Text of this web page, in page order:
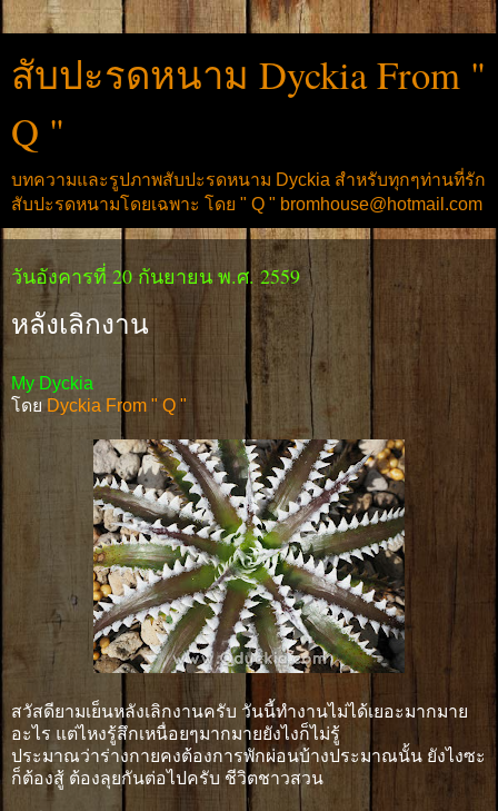
สับปะรดหนาม Dyckia From "
Q "
บทความและรูปภาพสับปะรดหนาม Dyckia สำหรับทุกๆท่านที่รัก
สับปะรดหนามโดยเฉพาะ โดย " Q " bromhouse@hotmail.com
วันอังคารที่ 20 กันยายน พ.ศ. 2559
หลังเลิกงาน
My Dyckia
โดยDyckia From " Q "
สวัสดียามเย็นหลังเลิกงานครับ วันนี้ทำงานไม่ได้เยอะมากมาย
อะไร แต่ไหงรู้สึกเหนื่อยๆมากมายยังไงก็ไม่รู้
ประมาณว่าร่างกายคงต้องการพักผ่อนบ้างประมาณนั้น ยังไงซะ
ก็ต้องสู้ ต้องลุยกันต่อไปครับ ชีวิตชาวสวน